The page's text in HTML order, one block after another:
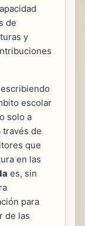
de
y
escolar
solo a
través de
que
en las
es, sin
para
de las